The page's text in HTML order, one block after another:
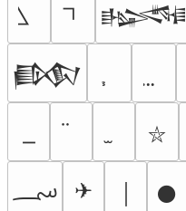
𒈙
𒁃
⛥
؄ ✈ 𒊹